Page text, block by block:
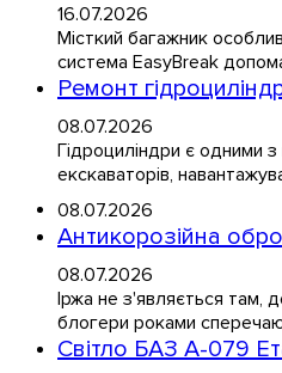
16.07.2026
Місткий багажник
система EasyBreak
Ремонт
08.07.2026
Гідроциліндри є одними з
екскаваторів,
08.07.2026
Антикорозійна
08.07.2026
Іржа не з'являється там,
блогери роками
Світло БАЗ А-079